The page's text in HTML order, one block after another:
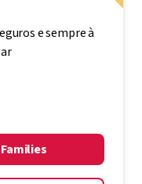
e sempre à